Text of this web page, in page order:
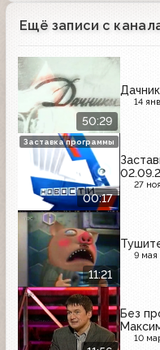
Ещё записи с
50:29
14
00:17
27
Заставка программы
11:21
9 мая
Без
10